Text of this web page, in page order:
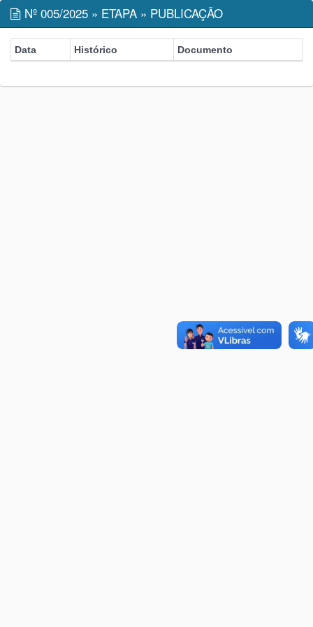
Nº 005/2025 » ETAPA » PUBLICAÇÃO
Data Histórico Documento